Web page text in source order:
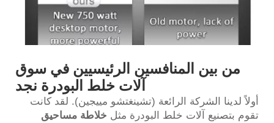
من بين المنافسين الرئيسيين في سوق
آلات خلط البودرة نجد
أولاً لدينا الشركة الرائعة (تشينغتشو مييجين). لقد كانت
تقوم بتصنيع آلات خلط البودرة مثل خلاطة مساحيق